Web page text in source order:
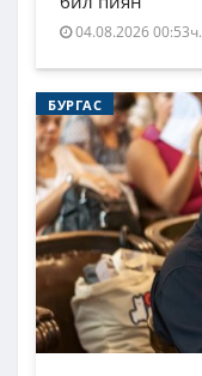
04.08.2026 00:53ч.
БУРГАС